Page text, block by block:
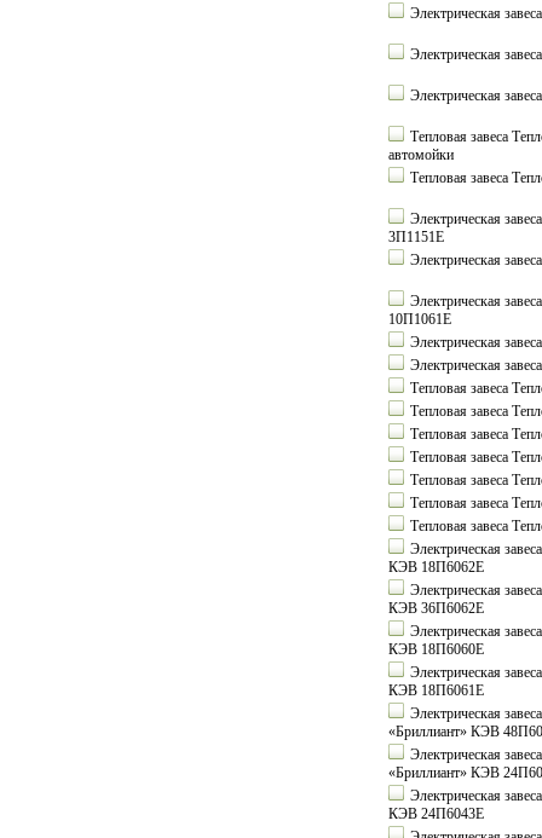
Электрическая
Электрическая
Электрическая
Тепловая завеса
автомойки
Тепловая завеса
Электрическая
3П1151Е
Электрическая
Электрическая
10П1061Е
Электрическая
Электрическая
Тепловая завеса
Тепловая завеса
Тепловая завеса
Тепловая завеса
Тепловая завеса
Тепловая завеса
Тепловая завеса
Электрическая
КЭВ 18П6062Е
Электрическая
КЭВ 36П6062Е
Электрическая
КЭВ 18П6060Е
Электрическая
КЭВ 18П6061Е
Электрическая
«Бриллиант» КЭВ
Электрическая
«Бриллиант» КЭВ
Электрическая
КЭВ 24П6043Е